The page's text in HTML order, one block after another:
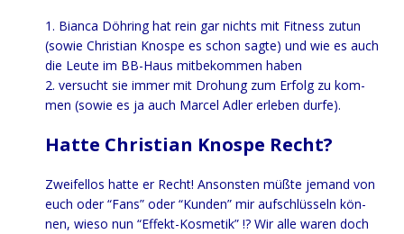
1. Bian­ca Döh­ring hat rein gar nichts mit Fit­ness zutun
(sowie Chris­ti­an Knos­pe es schon sag­te) und wie es auch
die Leu­te im BB-Haus mit­be­kom­men haben
2. ver­sucht sie immer mit Dro­hung zum Erfolg zu kom­
men (sowie es ja auch Mar­cel Adler erle­ben durfe).
Hatte Christian Knospe Recht?
Zwei­fel­los hat­te er Recht! Ansons­ten müß­te jemand von
euch oder “Fans” oder “Kun­den” mir auf­schlüs­seln kön­
nen, wie­so nun “Effekt-Kos­me­tik” !? Wir alle waren doch